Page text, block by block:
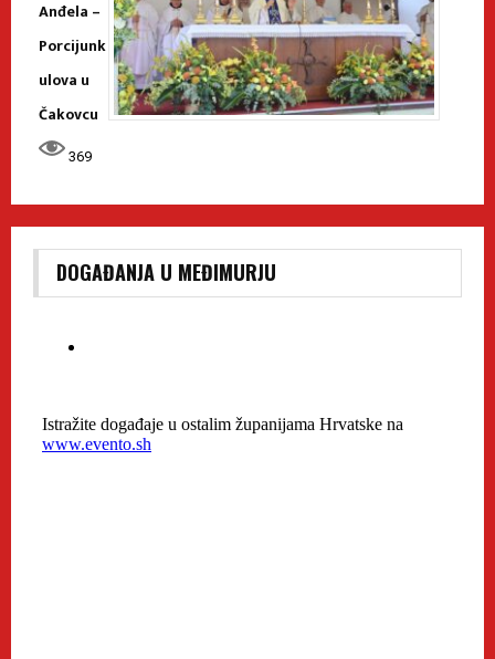
Anđela –
Porcijunk
ulova u
Čakovcu
369
DOGAĐANJA U MEĐIMURJU